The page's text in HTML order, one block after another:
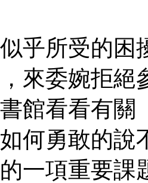
乎所受的困
來委婉拒絕
館看看有關
何勇敢的說
一項重要課